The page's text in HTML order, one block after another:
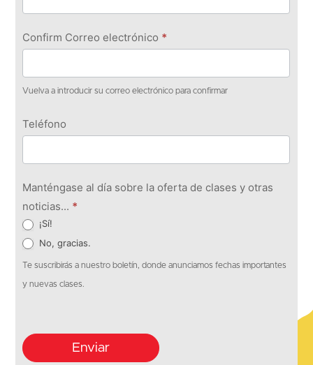
Confirm Correo electrónico *
Vuelva a introducir su correo electrónico para confirmar
Teléfono
Manténgase al día sobre la oferta de clases y otras
noticias... *
¡Sí!
No, gracias.
Te suscribirás a nuestro boletín, donde anunciamos fechas importantes
y nuevas clases.
Enviar